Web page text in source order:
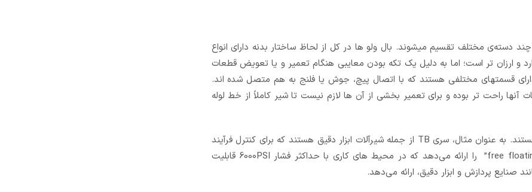
دسته‌­ی مختلف تقسیم می­شوند. بال ولو ها در کل از لحاظ ساختار بدنه دارای انواع
ارزان تر است؛ اما به دلیل یک تکه بودن معایبی هنگام تعمیر و یا تعویض قطعات
قسمتهای مختلفی هستند که با اتصال پیچ، جوش یا فلنج به هم متصل شده اند.
راحت تر بوده و برای تعمیر بخشی از آن ها لازم نیست تا شیر کاملاً از خط لوله
انواع مختلف بال ولو پارکر از ویژگی و قابلیت‌های مختلفی برخوردار هستند. به عنوان مثال، سری TB از جمله شیرآلات ابزار دقیق هستند که برای کنترل فرآیند
استفاده می‌شوند. همچنین سری B شیرهای توپی با طراحی توپی “free floating” را ارائه می‌دهد که در محیط های کاری با حداکثر فشار 6000PSI قابلیت
صنایع پردازش و ابزار دقیق، ارائه می‌دهد.